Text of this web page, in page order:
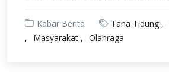
Kabar Berita Tana Tidung
Masyarakat
Olahraga